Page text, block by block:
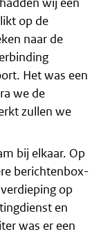
op de
naar de
Het was een
we de
zullen we
bij elkaar. Op
berichtenbox-
op
en
was er een